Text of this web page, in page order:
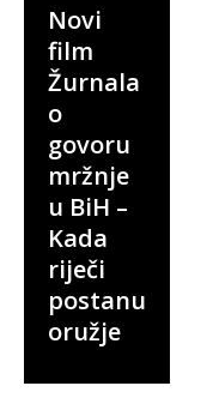
Novi
film
Žurnala
o
govoru
mržnje
u BiH –
Kada
riječi
postanu
oružje